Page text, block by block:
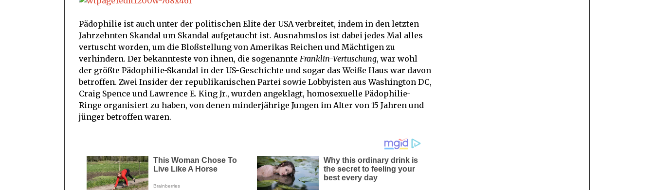
Pädophilie ist auch unter der politischen Elite der USA verbreitet, indem in den letzten
Jahrzehnten Skandal um Skandal aufgetaucht ist. Ausnahmslos ist dabei jedes Mal alles
vertuscht worden, um die Bloßstellung von Amerikas Reichen und Mächtigen zu
verhindern. Der bekannteste von ihnen, die sogenannte Franklin-Vertuschung, war wohl
der größte Pädophilie-Skandal in der US-Geschichte und sogar das Weiße Haus war davon
betroffen. Zwei Insider der republikanischen Partei sowie Lobbyisten aus Washington DC,
Craig Spence und Lawrence E. King Jr., wurden angeklagt, homosexuelle Pädophilie-
Ringe organisiert zu haben, von denen minderjährige Jungen im Alter von 15 Jahren und
jünger betroffen waren.